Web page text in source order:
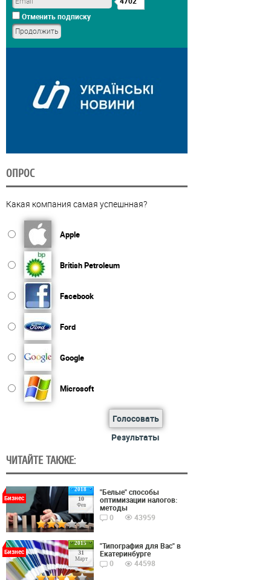
Отменить подписку
ОПРОС
Какая компания самая успешнная?
Apple
British Petroleum
Facebook
Ford
Google
Microsoft
Голосовать
Результаты
ЧИТАЙТЕ ТАКЖЕ:
2018
10
Фев
Бизнес
"Белые" способы
оптимизации налогов:
методы
0
43959
2015
31
Март
Бизнес
"Типография для Вас" в
Екатеринбурге
0
44598